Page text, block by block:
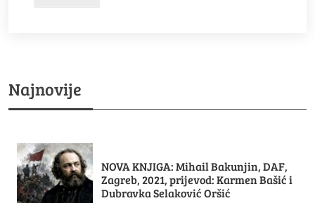
Najnovije
NOVA KNJIGA: Mihail Bakunjin, DAF,
Zagreb, 2021, prijevod: Karmen Bašić i
Dubravka Selaković Oršić